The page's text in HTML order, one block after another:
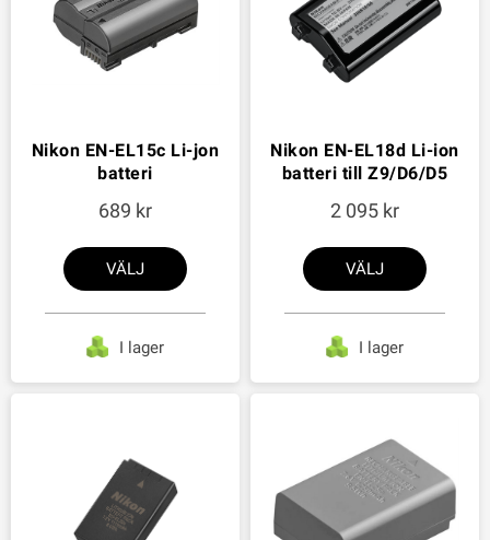
Nikon EN-EL15c Li-jon
batteri
689
VÄLJ
I lager
Nikon EN-EL18d Li-ion
batteri till Z9/D6/D5
2 095
VÄLJ
I lager